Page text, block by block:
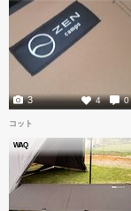
4 0
3
コット
WAQ